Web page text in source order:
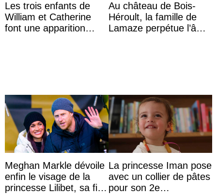
Les trois enfants de
William et Catherine
font une apparition
Au château de Bois-
Héroult, la famille de
Lamaze perpétue l’âme
Meghan Markle dévoile
enfin le visage de la
princesse Lilibet, sa fille
La princesse Iman pose
avec un collier de pâtes
pour son 2e